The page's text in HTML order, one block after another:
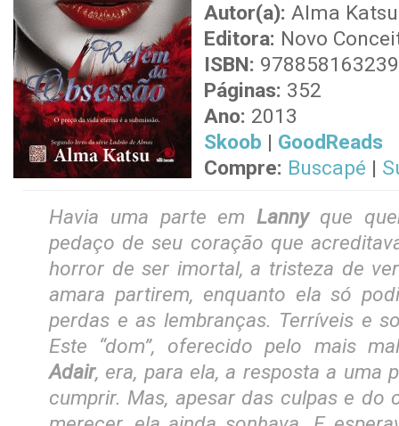
Autor(a): Alma Katsu
Editora: Novo
ISBN:
Páginas: 352
Ano: 2013
Skoob | GoodReads
Compre: Buscapé |
Havia uma parte emLanny que
pedaço de seu coração que
horror de ser imortal, a tristeza de
amara partirem, enquanto ela só
perdas e as lembranças. Terríveis e
Este “dom”, oferecido pelo mais
Adair, era, para ela, a resposta a uma
cumprir. Mas, apesar das culpas e do